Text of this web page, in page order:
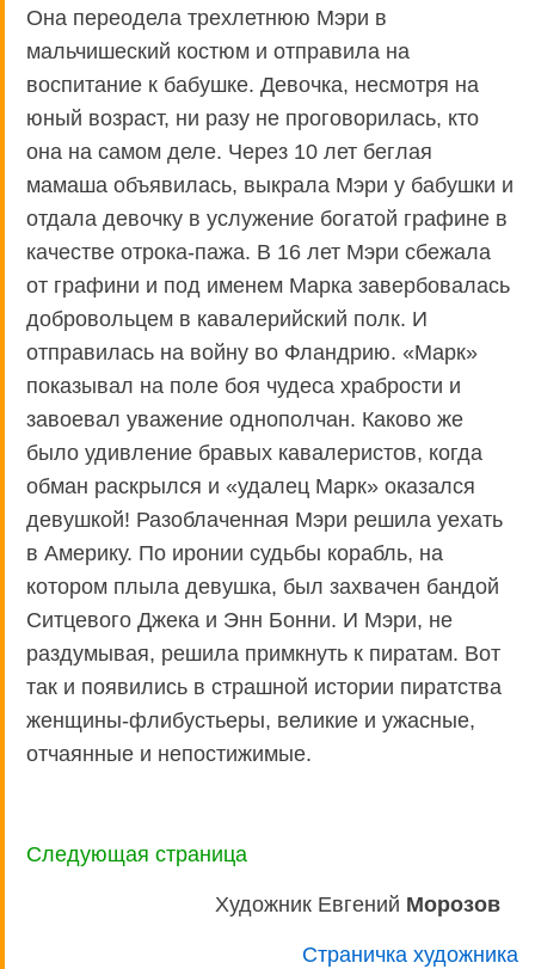
Она переодела трехлетнюю Мэри в
мальчишеский костюм и отправила на
воспитание к бабушке. Девочка, несмотря на
юный возраст, ни разу не проговорилась, кто
она на самом деле. Через 10 лет беглая
мамаша объявилась, выкрала Мэри у бабушки и
отдала девочку в услужение богатой графине в
качестве отрока-пажа. В 16 лет Мэри сбежала
от графини и под именем Марка завербовалась
добровольцем в кавалерийский полк. И
отправилась на войну во Фландрию. «Марк»
показывал на поле боя чудеса храбрости и
завоевал уважение однополчан. Каково же
было удивление бравых кавалеристов, когда
обман раскрылся и «удалец Марк» оказался
девушкой! Разоблаченная Мэри решила уехать
в Америку. По иронии судьбы корабль, на
котором плыла девушка, был захвачен бандой
Ситцевого Джека и Энн Бонни. И Мэри, не
раздумывая, решила примкнуть к пиратам. Вот
так и появились в страшной истории пиратства
женщины-флибустьеры, великие и ужасные,
отчаянные и непостижимые.
Следующая страница
Художник Евгений Морозов
Страничка художника